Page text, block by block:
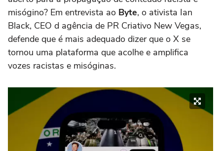
misógino? Em entrevista ao Byte, o ativista Ian
Black, CEO d agência de PR Criativo New Vegas,
defende que é mais adequado dizer que o X se
tornou uma plataforma que acolhe e amplifica
vozes racistas e misóginas.